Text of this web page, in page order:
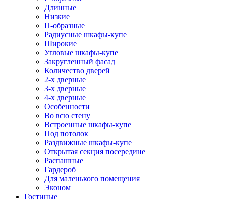
Длинные
Низкие
П-образные
Радиусные шкафы-купе
Широкие
Угловые шкафы-купе
Закругленный фасад
Количество дверей
2-х дверные
3-х дверные
4-х дверные
Особенности
Во всю стену
Встроенные шкафы-купе
Под потолок
Раздвижные шкафы-купе
Открытая секция посередине
Распашные
Гардероб
Для маленького помещения
Эконом
Гостиные